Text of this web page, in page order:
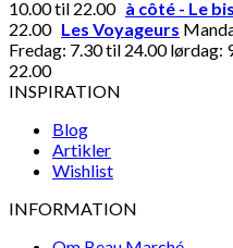
10.00 til 22.00 à côté - Le
22.00 Les Voyageurs
Fredag: 7.30 til 24.00 lørdag:
22.00
INSPIRATION
Blog
Artikler
Wishlist
INFORMATION